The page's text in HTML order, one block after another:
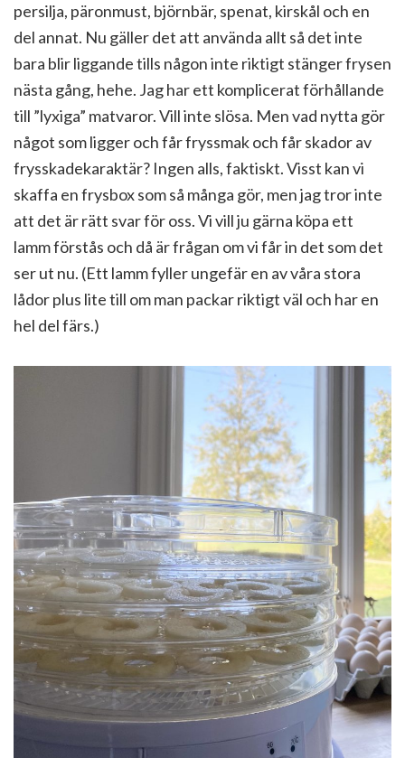
persilja, päronmust, björnbär, spenat, kirskål och en
del annat. Nu gäller det att använda allt så det inte
bara blir liggande tills någon inte riktigt stänger frysen
nästa gång, hehe. Jag har ett komplicerat förhållande
till ”lyxiga” matvaror. Vill inte slösa. Men vad nytta gör
något som ligger och får fryssmak och får skador av
frysskadekaraktär? Ingen alls, faktiskt. Visst kan vi
skaffa en frysbox som så många gör, men jag tror inte
att det är rätt svar för oss. Vi vill ju gärna köpa ett
lamm förstås och då är frågan om vi får in det som det
ser ut nu. (Ett lamm fyller ungefär en av våra stora
lådor plus lite till om man packar riktigt väl och har en
hel del färs.)